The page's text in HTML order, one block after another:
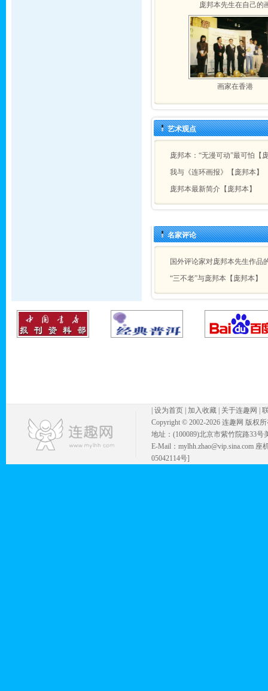
庞邦本先生在自己的
画家在香港
艺术观点
庞邦本：“无漫可动”最可怕【
我与《连环画报》【庞邦本】
庞邦本最新简介【庞邦本】
名家评论
国外评论家对庞邦本先生作品
“三不老”与庞邦本【庞邦本】
设为首页 加入收藏 关于连趣网
Copyright © 2002-2026 连趣网 版权
地址：(100089)北京市紫竹院路33号
E-Mail：mylhh.zhao@vip.sina.com
05042114号]